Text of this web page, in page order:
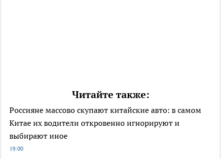
Читайте также:
Россияне массово скупают китайские авто: в самом
Китае их водители откровенно игнорируют и
выбирают иное
19:00